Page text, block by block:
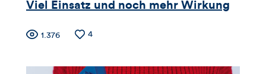
Viel Einsatz und noch mehr Wirkung
Zähler
für
Anzahl
1.376
Anzahl
4